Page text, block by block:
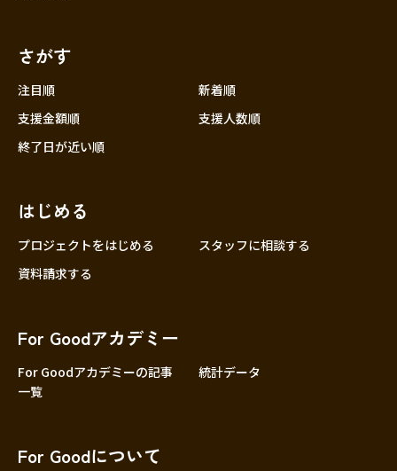
中国
さがす
注目順
新着順
支援金額順
支援人数順
終了日が近い順
はじめる
プロジェクトをはじめる
スタッフに相談する
資料請求する
For Goodアカデミー
For Goodアカデミーの記事
一覧
統計データ
For Goodについて